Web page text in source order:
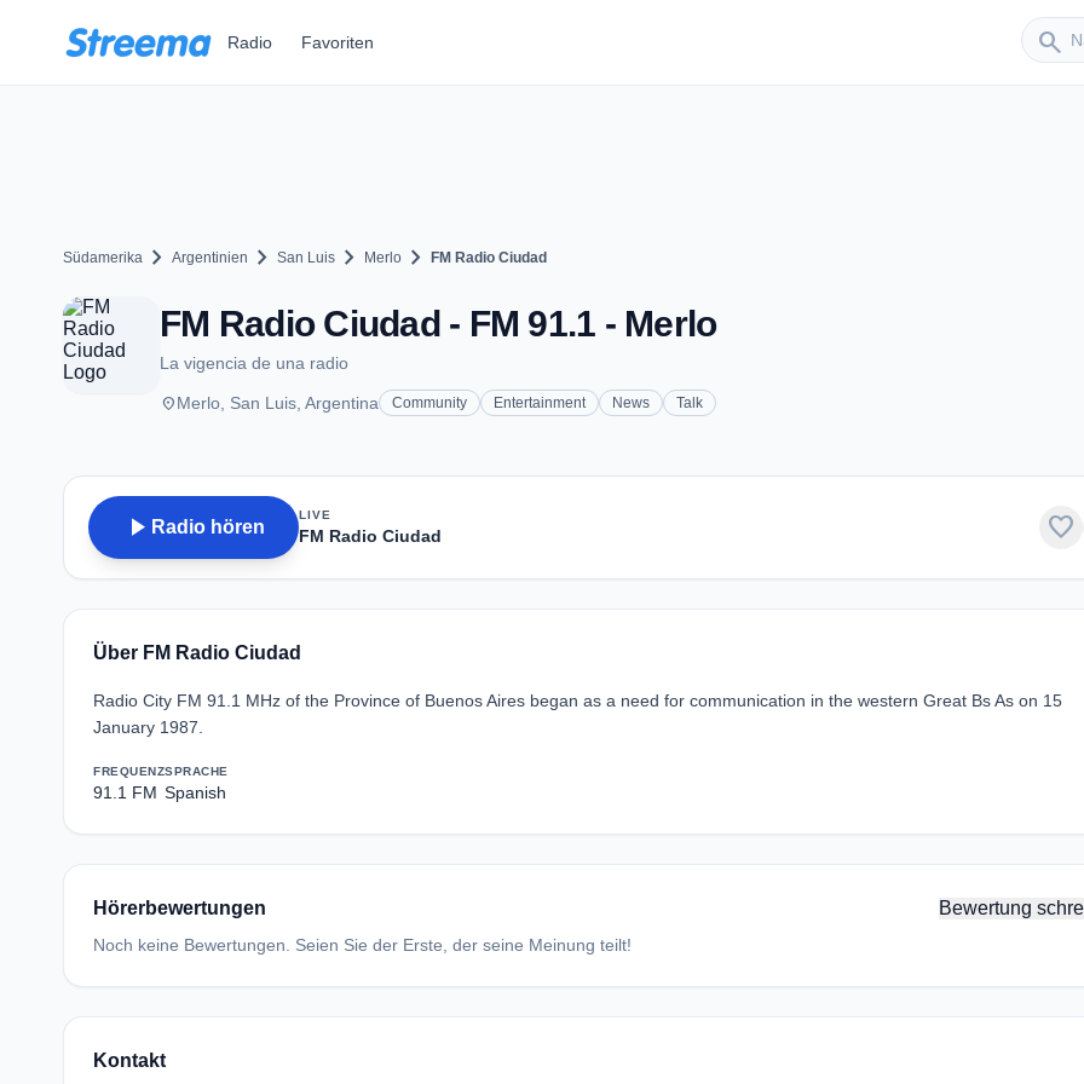
Radio Favoriten search
Südamerika chevron_right Argentinien chevron_right San Luis chevron_right Merlo chevron_right FM Radio Ciudad
FM Radio Ciudad - FM 91.1 - Merlo
La vigencia de una radio
placeMerlo, San Luis, Argentina Community Entertainment News Talk
play_arrow Radio hören
LIVE
FM Radio Ciudad favorite
Über FM Radio Ciudad
Radio City FM 91.1 MHz of the Province of Buenos Aires began as a need for communication in the western Great Bs As on 15
January 1987.
FREQUENZ
91.1 FM
SPRACHE
Spanish
Hörerbewertungen Bewertung
Noch keine Bewertungen. Seien Sie der Erste, der seine Meinung teilt!
Kontakt